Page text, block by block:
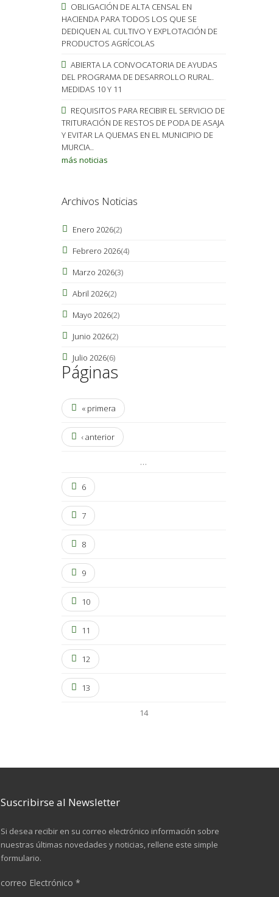
OBLIGACIÓN DE ALTA CENSAL EN
HACIENDA PARA TODOS LOS QUE SE
DEDIQUEN AL CULTIVO Y EXPLOTACIÓN DE
PRODUCTOS AGRÍCOLAS
ABIERTA LA CONVOCATORIA DE AYUDAS
DEL PROGRAMA DE DESARROLLO RURAL.
MEDIDAS 10 Y 11
REQUISITOS PARA RECIBIR EL SERVICIO DE
TRITURACIÓN DE RESTOS DE PODA DE ASAJA
Y EVITAR LA QUEMAS EN EL MUNICIPIO DE
MURCIA..
más noticias
Archivos Noticias
Enero 2026(2)
Febrero 2026(4)
Marzo 2026(3)
Abril 2026(2)
Mayo 2026(2)
Junio 2026(2)
Julio 2026(6)
Páginas
« primera
‹ anterior
…
6
7
8
9
10
11
12
13
14
Suscribirse al Newsletter
Si desea recibir en su correo electrónico información sobre
nuestras últimas novedades y noticias, rellene este simple
formulario.
correo Electrónico *